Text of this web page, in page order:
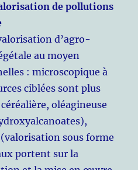
de pollutions
d’agro-
au moyen
: microscopique à
ciblées sont plus
oléagineuse
sous forme
portent sur la